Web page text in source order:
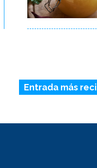
Entrada más